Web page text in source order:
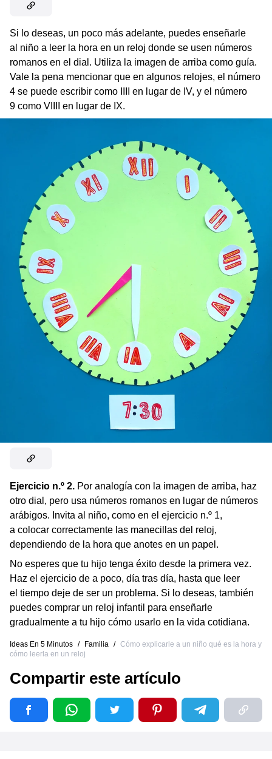
Si lo deseas, un poco más adelante, puedes enseñarle
al niño a leer la hora en un reloj donde se usen números
romanos en el dial. Utiliza la imagen de arriba como guía.
Vale la pena mencionar que en algunos relojes, el número
4 se puede escribir como IIII en lugar de IV, y el número
9 como VIIII en lugar de IX.
Ejercicio n.º 2. Por analogía con la imagen de arriba, haz
otro dial, pero usa números romanos en lugar de números
arábigos. Invita al niño, como en el ejercicio n.º 1,
a colocar correctamente las manecillas del reloj,
dependiendo de la hora que anotes en un papel.
No esperes que tu hijo tenga éxito desde la primera vez.
Haz el ejercicio de a poco, día tras día, hasta que leer
el tiempo deje de ser un problema. Si lo deseas, también
puedes comprar un reloj infantil para enseñarle
gradualmente a tu hijo cómo usarlo en la vida cotidiana.
Ideas En 5 Minutos / Familia / Cómo explicarle a un niño qué es la hora y
cómo leerla en un reloj
Compartir este artículo